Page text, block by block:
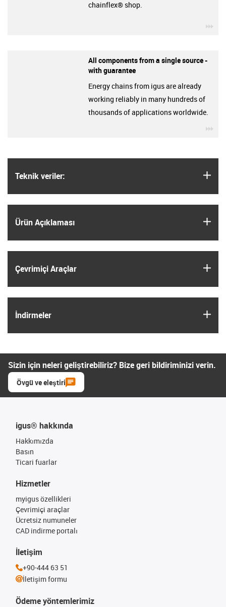
Teknik veriler:
Ürün Açıklaması
Çevrimiçi Araçlar
İndirmeler
chainflex® shop.
All components from a single source -
with guarantee
Energy chains from igus are already
working reliably in many hundreds of
thousands of applications worldwide.
Sizin için neleri geliştirebiliriz? Bize geri bildiriminizi verin.
Övgü ve eleştiri
igus® hakkında
Hakkımızda
Basın
Ticari fuarlar
Ödeme yöntemlerimiz
Hizmetler
myigus özellikleri
Çevrimiçi araçlar
Ücretsiz numuneler
CAD indirme portalı
İletişim
+90-444 63 51
İletişim formu